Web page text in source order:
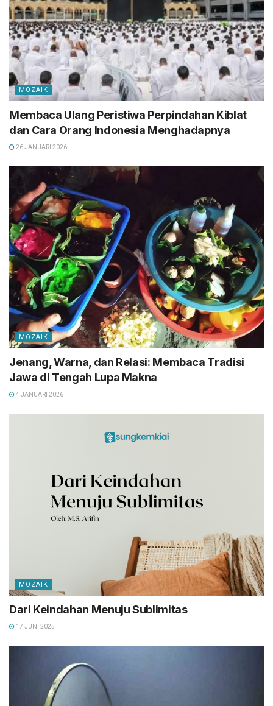
MOZAIK
Membaca Ulang Peristiwa Perpindahan Kiblat
dan Cara Orang Indonesia Menghadapnya
26 JANUARI 2026
MOZAIK
Jenang, Warna, dan Relasi: Membaca Tradisi
Jawa di Tengah Lupa Makna
4 JANUARI 2026
MOZAIK
Dari Keindahan Menuju Sublimitas
17 JUNI 2025